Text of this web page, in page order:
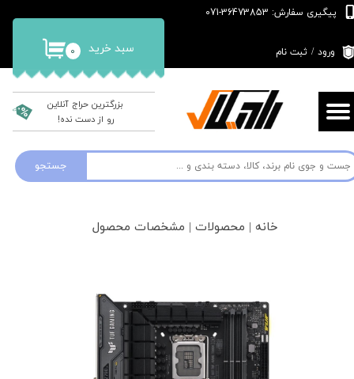
جستجو
پیگیری سفارش: 36473853-071
۰ سبد خرید ورود / ثبت نام
تغییر گذر واژه
سفارشات
بزرگترین حراج آنلاین
رو از دست نده!
خانه | محصولات | مشخصات محصول